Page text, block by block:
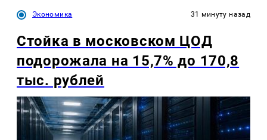
Экономика 31 минуту назад
Стойка в московском ЦОД
подорожала на 15,7% до 170,8
тыс. рублей